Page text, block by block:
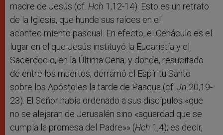
madre de Jesús (cf. Hch 1,12-14). Esto es un retrato
de la Iglesia, que hunde sus raíces en el
acontecimiento pascual. En efecto, el Cenáculo es el
lugar en el que Jesús instituyó la Eucaristía y el
Sacerdocio, en la Última Cena; y donde, resucitado
de entre los muertos, derramó el Espíritu Santo
sobre los Apóstoles la tarde de Pascua (cf. Jn 20,19-
23). El Señor había ordenado a sus discípulos «que
no se alejaran de Jerusalén sino «aguardad que se
cumpla la promesa del Padre»» (Hch 1,4); es decir,